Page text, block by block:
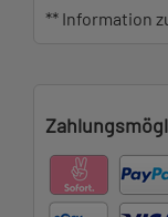
** Information